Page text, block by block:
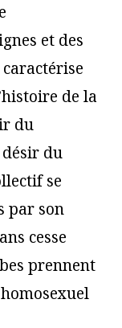
et des
de la
du
désir du
se
par son
cesse
prennent